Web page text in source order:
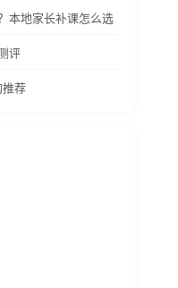
本地家长补课怎么选
评
荐